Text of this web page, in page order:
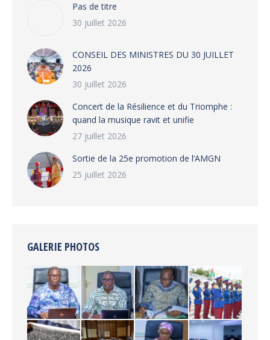
Pas de titre
30 juillet 2026
CONSEIL DES MINISTRES DU 30 JUILLET
2026
30 juillet 2026
‎​Concert de la Résilience et du Triomphe :
quand la musique ravit et unifie
27 juillet 2026
‎Sortie de la 25e promotion de l’AMGN
25 juillet 2026
GALERIE PHOTOS